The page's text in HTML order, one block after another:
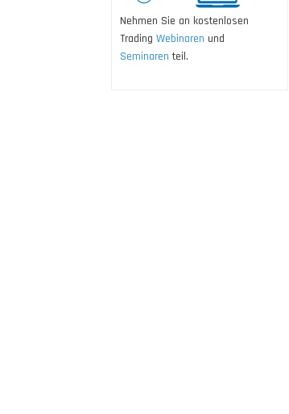
Nehmen Sie an kostenlosen
Trading Webinaren und
Seminaren teil.